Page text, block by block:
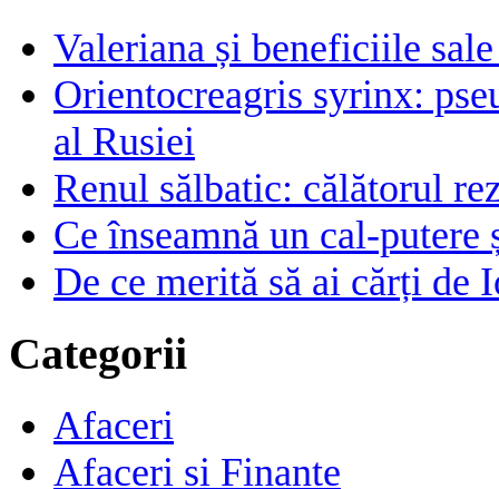
Valeriana și beneficiile
Orientocreagris syrinx:
al Rusiei
Renul sălbatic: călătorul
Ce înseamnă un cal-putere
De ce merită să ai cărți de
Categorii
Afaceri
Afaceri si Finante